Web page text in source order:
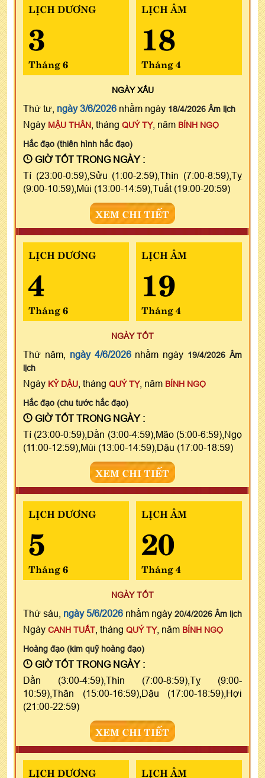
LỊCH DƯƠNG
3
Tháng 6
LỊCH ÂM
18
Tháng 4
NGÀYXẤU
Thứ tư, ngày 3/6/2026 nhằm ngày 18/4/2026 Âm lịch
Ngày MẬU THÂN , tháng QUÝ TỴ, năm BÍNH NGỌ
Hắc đạo (thiên hình hắc đạo)
GIỜ TỐT TRONG NGÀY :
Tí (23:00-0:59),Sửu (1:00-2:59),Thìn (7:00-8:59),Tỵ
(9:00-10:59),Mùi (13:00-14:59),Tuất (19:00-20:59)
XEM CHI TIẾT
LỊCH DƯƠNG
4
Tháng 6
LỊCH ÂM
19
Tháng 4
NGÀY TỐT
Thứ năm, ngày 4/6/2026nhằm ngày 19/4/2026 Âm
lịch
Ngày KỶ DẬU , tháng QUÝ TỴ, năm BÍNH NGỌ
Hắc đạo (chu tước hắc đạo)
GIỜ TỐT TRONG NGÀY :
Tí (23:00-0:59),Dần (3:00-4:59),Mão (5:00-6:59),Ngọ
(11:00-12:59),Mùi (13:00-14:59),Dậu (17:00-18:59)
XEM CHI TIẾT
LỊCH DƯƠNG
5
Tháng 6
LỊCH ÂM
20
Tháng 4
NGÀY TỐT
Thứ sáu, ngày 5/6/2026 nhằm ngày 20/4/2026 Âm lịch
Ngày CANH TUẤT , tháng QUÝ TỴ, năm BÍNH NGỌ
Hoàng đạo (kim quỹ hoàng đạo)
GIỜ TỐT TRONG NGÀY :
Dần (3:00-4:59),Thìn (7:00-8:59),Tỵ (9:00-
10:59),Thân (15:00-16:59),Dậu (17:00-18:59),Hợi
(21:00-22:59)
XEM CHI TIẾT
LỊCH DƯƠNG LỊCH ÂM